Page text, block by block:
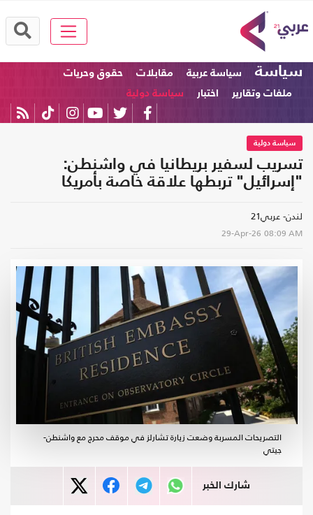
سياسة سياسة عربية مقابلات
حقوق وحريات
ملفات وتقارير
اختبار سياسة دولية
سياسة دولية
تسريب لسفير بريطانيا في واشنطن:
"إسرائيل" تربطها علاقة خاصة بأمريكا
لندن- عربي21
29-Apr-26 08:09 AM
التصريحات المسربة وضعت زيارة تشارلز في موقف محرج مع واشنطن-
جيتي
شارك الخبر